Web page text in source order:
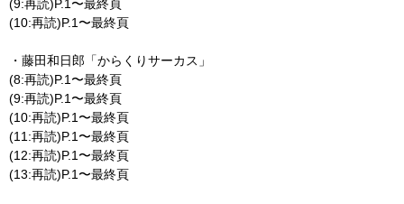
(9:再読)P.1〜最終頁
(10:再読)P.1〜最終頁
・藤田和日郎「からくりサーカス」
(8:再読)P.1〜最終頁
(9:再読)P.1〜最終頁
(10:再読)P.1〜最終頁
(11:再読)P.1〜最終頁
(12:再読)P.1〜最終頁
(13:再読)P.1〜最終頁